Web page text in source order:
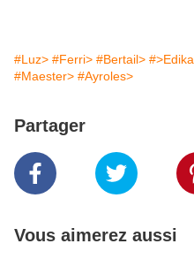
#Luz> #Ferri> #Bertail> #>Edika
#Maester> #Ayroles>
Partager
Vous aimerez aussi